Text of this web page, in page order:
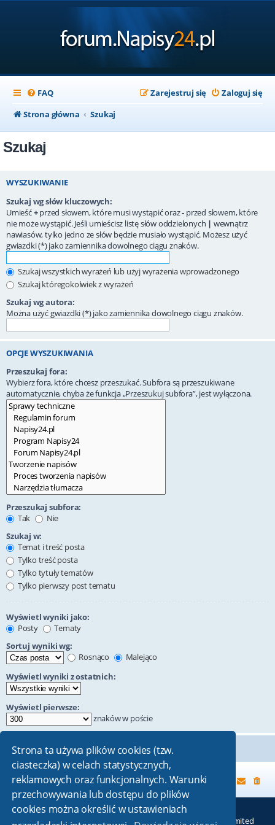
Strona ta używa plików cookies (tzw.
ciasteczka) w celach statystycznych,
reklamowych oraz funkcjonalnych. Warunki
przechowywania lub dostępu do plików
cookies można określić w ustawieniach
FAQ Zaloguj się
Zarejestruj się
Strona główna
Szukaj
Szukaj
WYSZUKIWANIE
Szukaj wg słów kluczowych:
Umieść+przed słowem, które musi wystąpić oraz- przed słowem, które
nie może wystąpić. Jeśli umieścisz listę słów oddzielonych | wewnątrz
nawiasów, tylko jedno ze słów będzie musiało wystąpić. Możesz użyć
gwiazdki (*) jako zamiennika dowolnego ciągu znaków.
Szukaj wszystkich wyrażeń lub użyj wyrażenia wprowadzonego
Szukaj któregokolwiek z wyrażeń
Szukaj wg autora:
Można użyć gwiazdki (*) jako zamiennika dowolnego ciągu znaków.
OPCJE WYSZUKIWANIA
Przeszukaj fora:
Wybierz fora, które chcesz przeszukać. Subfora są przeszukiwane
automatycznie, chyba że funkcja „Przeszukuj subfora”, jest wyłączona.
Przeszukaj subfora:
Tak
Nie
Szukaj w:
Temat i treść posta
Tylko treść posta
Tylko tytuły tematów
Tylko pierwszy post tematu
Wyświetl wyniki jako:
Posty
Tematy
Sortuj wyniki wg:
Rosnąco
Malejąco
Wyświetl wyniki z ostatnich:
Wyświetl pierwsze:
znaków w poście
Strona główna
Technologię dostarcza phpBB® Forum Software © phpBB Limited